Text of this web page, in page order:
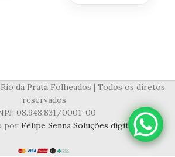
da Prata Folheados | Todos os diretos
reservados
08.948.831/0001-00
por Felipe Senna Soluções digitais